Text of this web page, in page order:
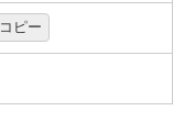
コピー